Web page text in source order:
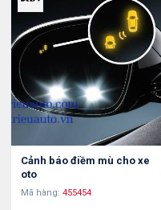
Cảnh báo điềm mù cho xe
oto
Mã hàng:455454